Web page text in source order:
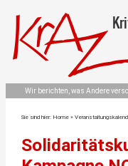
Wir berichten, was Andere
Sie sind hier: Home»